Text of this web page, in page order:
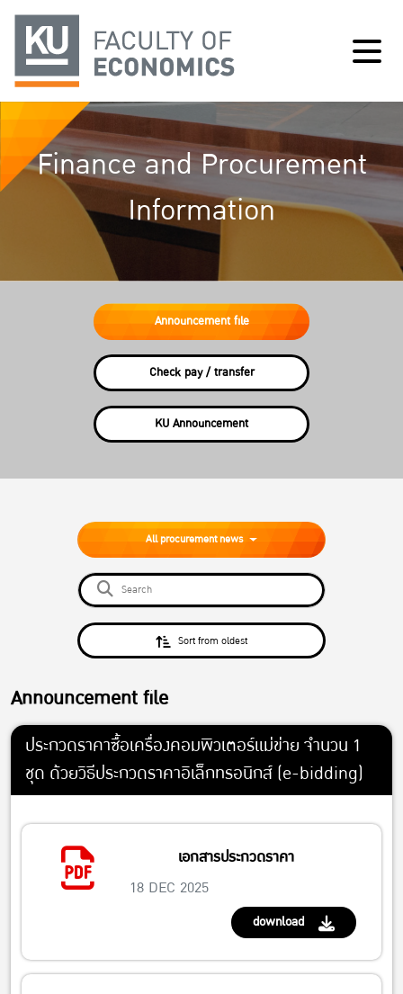
Finance and Procurement
Information
Announcement file
Check pay / transfer
KU Announcement
All procurement news
Sort from oldest
Announcement file
ประกวดราคาซื้อเครื่องคอมพิวเตอร์แม่ข่าย จำนวน 1
ชุด ด้วยวิธีประกวดราคาอิเล็กทรอนิกส์ (e-bidding)
เอกสารประกวดราคา
18 DEC 2025
download